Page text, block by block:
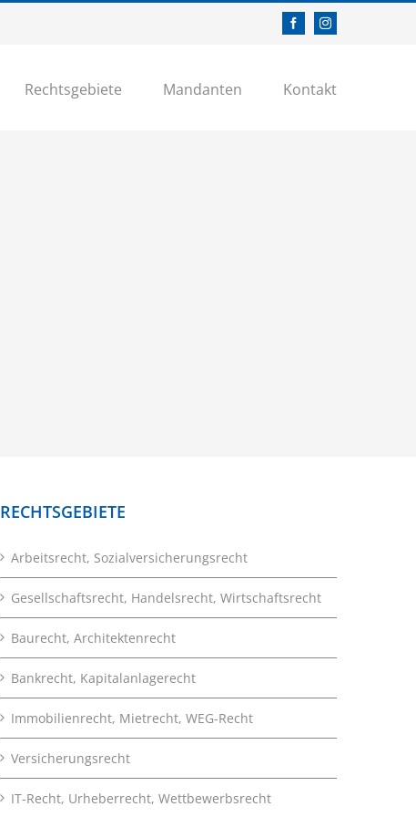
FacebookInstagram
Rechtsgebiete Mandanten Kontakt
RECHTSGEBIETE
Arbeitsrecht, Sozialversicherungsrecht
Gesellschaftsrecht, Handelsrecht, Wirtschaftsrecht
Baurecht, Architektenrecht
Bankrecht, Kapitalanlagerecht
Immobilienrecht, Mietrecht, WEG-Recht
Versicherungsrecht
IT-Recht, Urheberrecht, Wettbewerbsrecht